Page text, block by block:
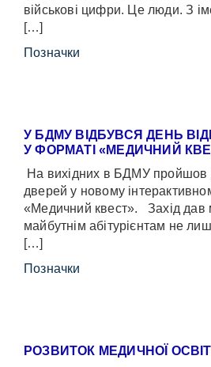
військові цифри. Це люди. З
[…]
Позначки
У БДМУ ВІДБУВСЯ ДЕНЬ
У ФОРМАТІ «МЕДИЧНИЙ
На вихідних в БДМУ пройшов
дверей у новому
«Медичний квест». Захід дав
майбутнім абітурієнтам не
[…]
Позначки
РОЗВИТОК МЕДИЧНОЇ